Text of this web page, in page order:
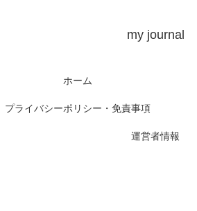
my journal
ホーム
プライバシーポリシー・免責事項
運営者情報